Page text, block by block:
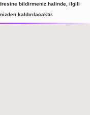
bildirmeniz halinde, ilgili
kaldırılacaktır.